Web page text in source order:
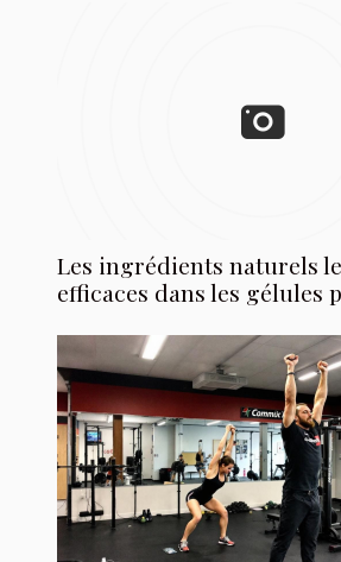
Les ingrédients naturels
efficaces dans les gélules